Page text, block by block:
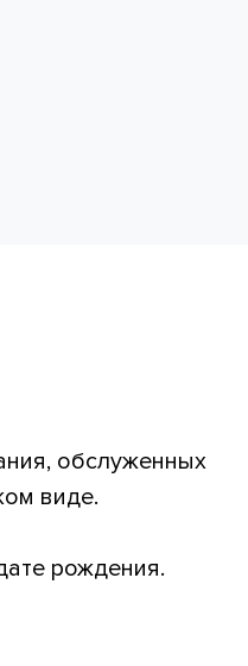
обслуженных
виде.
рождения.